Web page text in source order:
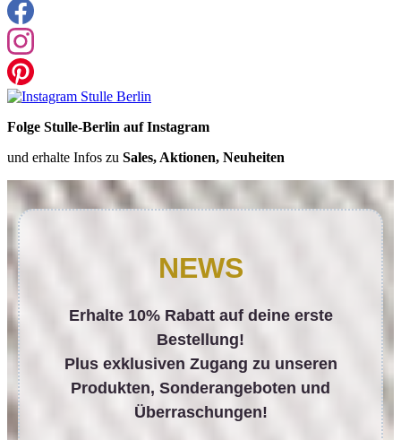
Folge Stulle-Berlin auf Instagram
und erhalte Infos zu Sales, Aktionen, Neuheiten
NEWS
Erhalte 10% Rabatt auf deine erste
Bestellung!
Plus exklusiven Zugang zu unseren
Produkten, Sonderangeboten und
Überraschungen!